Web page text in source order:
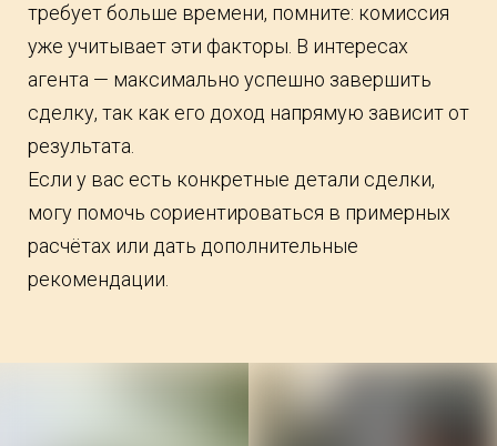
требует больше времени, помните: комиссия
уже учитывает эти факторы. В интересах
агента — максимально успешно завершить
сделку, так как его доход напрямую зависит от
результата.
Если у вас есть конкретные детали сделки,
могу помочь сориентироваться в примерных
расчётах или дать дополнительные
рекомендации.